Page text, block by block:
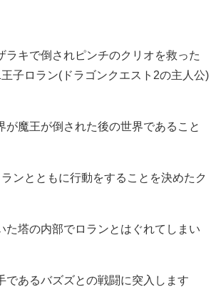
ラキで倒されピンチのクリオを救った
子ロラン(ドラゴンクエスト2の主人公)
が魔王が倒された後の世界であること
ンとともに行動をすることを決めたク
た塔の内部でロランとはぐれてしまい
であるバズズとの戦闘に突入します